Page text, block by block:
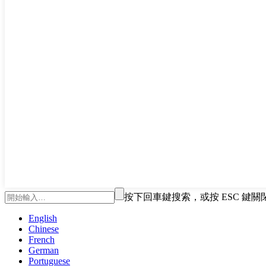
按下回車鍵搜索，或按 ESC 鍵關
English
Chinese
French
German
Portuguese